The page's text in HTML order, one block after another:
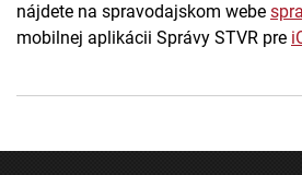
nájdete na spravodajskom webe
mobilnej aplikácii Správy STVR pre